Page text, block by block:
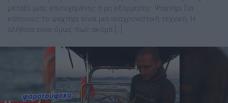
µεταξύ µιας επιτυχηµένης ή µη εξόρµησης. Ψαχτήρι Για
κάποιους το ψαχτήρι είναι µια αναχρονιστική τεχνική. Η
αλήθεια είναι όµως πως ακόµα […]